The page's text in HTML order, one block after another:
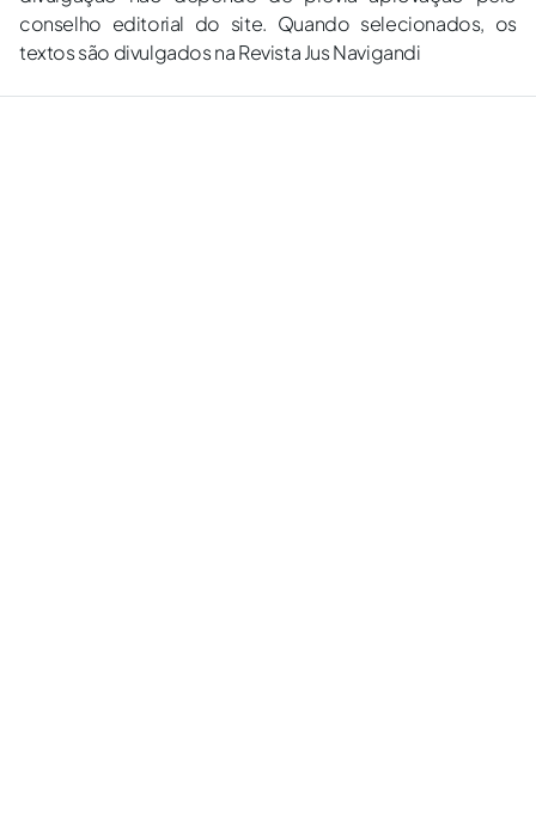
conselho editorial do site. Quando selecionados, os
textos são divulgados na Revista Jus Navigandi